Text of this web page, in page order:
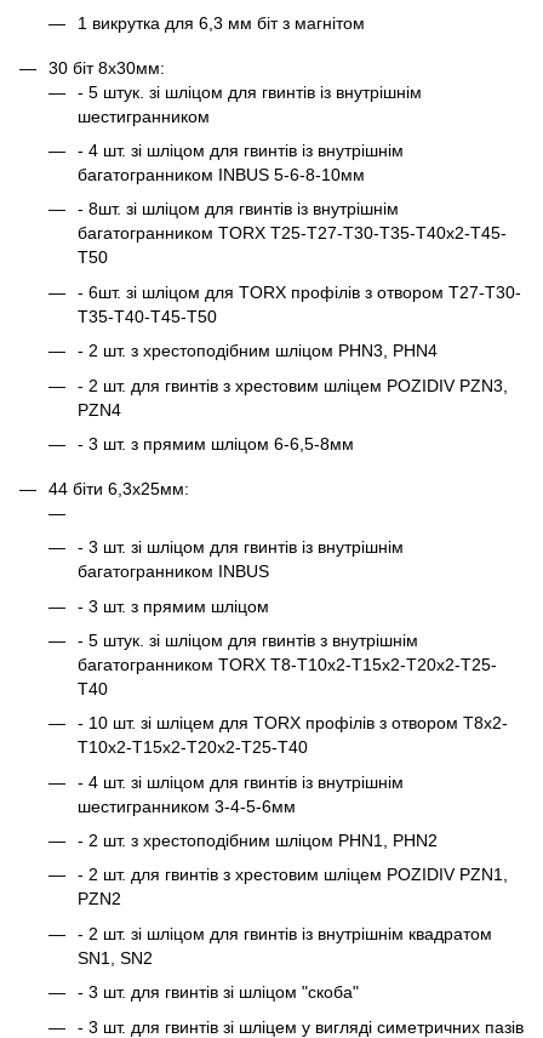
1 викрутка для 6,3 мм біт з магнітом
30 біт 8х30мм:
- 5 штук. зі шліцом для гвинтів із внутрішнім
шестигранником
- 4 шт. зі шліцом для гвинтів із внутрішнім
багатогранником INBUS 5-6-8-10мм
- 8шт. зі шліцом для гвинтів із внутрішнім
багатогранником TORX Т25-Т27-Т30-Т35-Т40х2-Т45-
Т50
- 6шт. зі шліцом для TORX профілів з отвором Т27-Т30-
Т35-Т40-Т45-Т50
- 2 шт. з хрестоподібним шліцом РНN3, РНN4
- 2 шт. для гвинтів з хрестовим шліцем POZIDIV PZN3,
PZN4
- 3 шт. з прямим шліцом 6-6,5-8мм
44 біти 6,3х25мм:
- 3 шт. зі шліцом для гвинтів із внутрішнім
багатогранником INBUS
- 3 шт. з прямим шліцом
- 5 штук. зі шліцом для гвинтів з внутрішнім
багатогранником TORX Т8-Т10х2-Т15х2-Т20х2-Т25-
Т40
- 10 шт. зі шліцем для TORX профілів з отвором Т8х2-
Т10х2-Т15х2-Т20х2-Т25-Т40
- 4 шт. зі шліцом для гвинтів із внутрішнім
шестигранником 3-4-5-6мм
- 2 шт. з хрестоподібним шліцом РНN1, РНN2
- 2 шт. для гвинтів з хрестовим шліцем POZIDIV PZN1,
PZN2
- 2 шт. зі шліцом для гвинтів із внутрішнім квадратом
SN1, SN2
- 3 шт. для гвинтів зі шліцом "скоба"
- 3 шт. для гвинтів зі шліцем у вигляді симетричних пазів